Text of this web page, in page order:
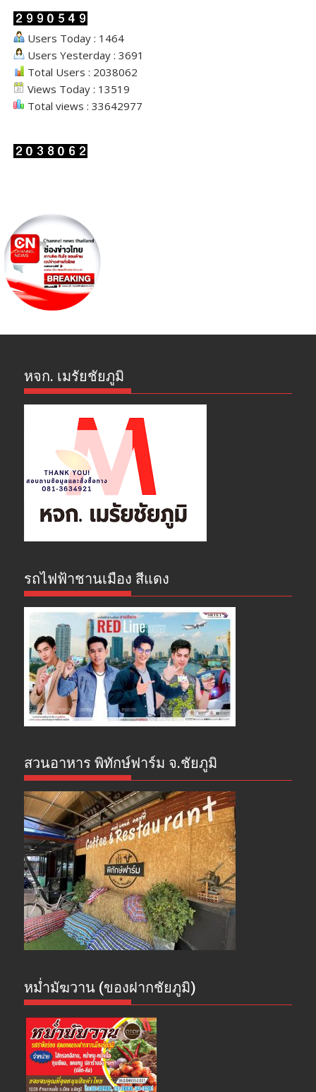
Users Today : 1464
Users Yesterday : 3691
Total Users : 2038062
Views Today : 13519
Total views : 33642977
หจก. เมรัยชัยภูมิ
รถไฟฟ้าชานเมือง สีแดง
สวนอาหาร พิทักษ์ฟาร์ม จ.ชัยภูมิ
หม่ำมัฆวาน (ของฝากชัยภูมิ)